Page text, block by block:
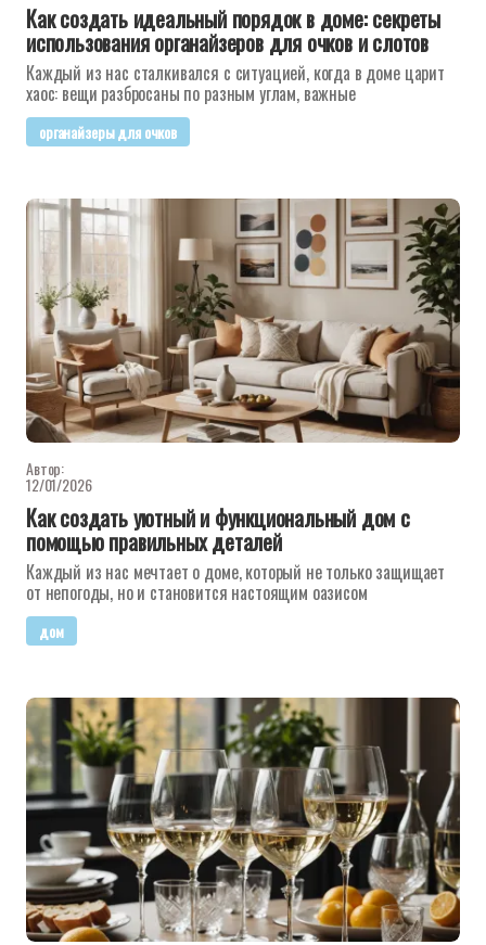
Как создать идеальный порядок в доме: секреты
использования органайзеров для очков и слотов
Каждый из нас сталкивался с ситуацией, когда в доме царит
хаос: вещи разбросаны по разным углам, важные
органайзеры для очков
Автор:
12/01/2026
Как создать уютный и функциональный дом с
помощью правильных деталей
Каждый из нас мечтает о доме, который не только защищает
от непогоды, но и становится настоящим оазисом
дом